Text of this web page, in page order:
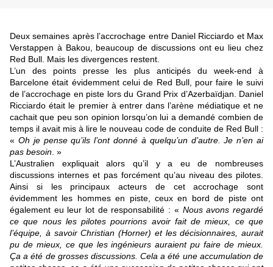
Deux semaines après l’accrochage entre Daniel Ricciardo et Max
Verstappen à Bakou, beaucoup de discussions ont eu lieu chez
Red Bull. Mais les divergences restent.
L’un des points presse les plus anticipés du week-end à
Barcelone était évidemment celui de Red Bull, pour faire le suivi
de l’accrochage en piste lors du Grand Prix d’Azerbaïdjan. Daniel
Ricciardo était le premier à entrer dans l’arène médiatique et ne
cachait que peu son opinion lorsqu’on lui a demandé combien de
temps il avait mis à lire le nouveau code de conduite de Red Bull :
« Oh je pense qu’ils l’ont donné à quelqu’un d’autre. Je n’en ai
pas besoin . »
L’Australien expliquait alors qu’il y a eu de nombreuses
discussions internes et pas forcément qu’au niveau des pilotes.
Ainsi si les principaux acteurs de cet accrochage sont
évidemment les hommes en piste, ceux en bord de piste ont
également eu leur lot de responsabilité : « Nous avons regardé
ce que nous les pilotes pourrions avoir fait de mieux, ce que
l’équipe, à savoir Christian (Horner) et les décisionnaires, aurait
pu de mieux, ce que les ingénieurs auraient pu faire de mieux.
Ça a été de grosses discussions. Cela a été une accumulation de